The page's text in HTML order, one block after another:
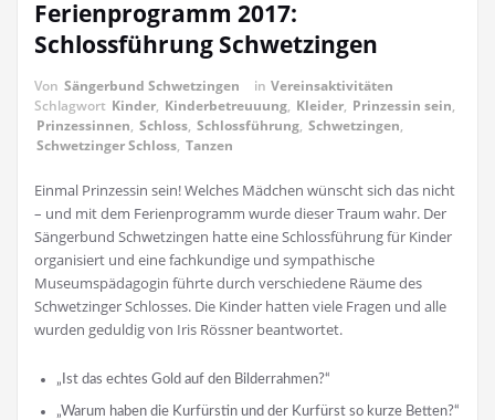
Ferienprogramm 2017:
Schlossführung Schwetzingen
Von Sängerbund Schwetzingen in Vereinsaktivitäten
Schlagwort Kinder, Kinderbetreuuung, Kleider, Prinzessin sein,
Prinzessinnen, Schloss, Schlossführung, Schwetzingen,
Schwetzinger Schloss, Tanzen
Einmal Prinzessin sein! Welches Mädchen wünscht sich das nicht
– und mit dem Ferienprogramm wurde dieser Traum wahr. Der
Sängerbund Schwetzingen hatte eine Schlossführung für Kinder
organisiert und eine fachkundige und sympathische
Museumspädagogin führte durch verschiedene Räume des
Schwetzinger Schlosses. Die Kinder hatten viele Fragen und alle
wurden geduldig von Iris Rössner beantwortet.
„Ist das echtes Gold auf den Bilderrahmen?“
„Warum haben die Kurfürstin und der Kurfürst so kurze Betten?“